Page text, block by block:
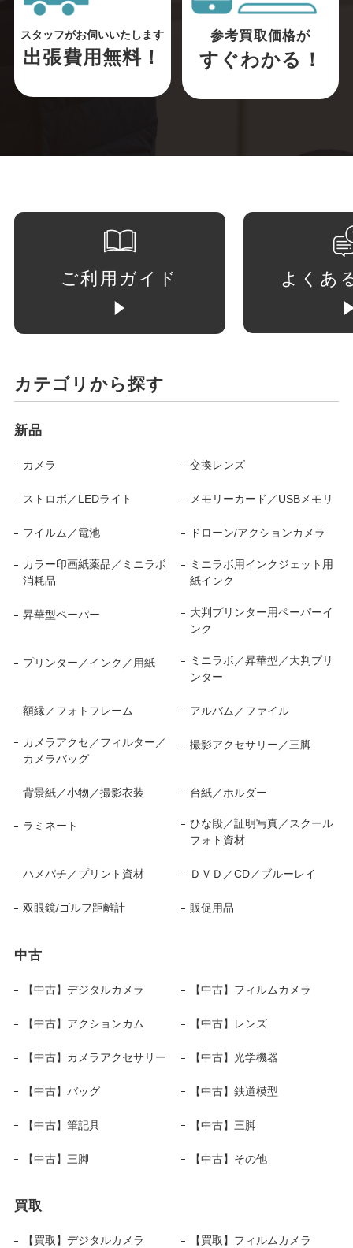
スタッフがお伺いいたします
出張費用無料！
参考買取価格が
すぐわかる！
ご利用ガイド よくあ
カテゴリから探す
新品
カメラ 交換レンズ
ストロボ／LEDライト メモリーカード／USBメモリ
フイルム／電池 ドローン/アクションカメラ
カラー印画紙薬品／ミニラボ
消耗品
ミニラボ用インクジェット用
紙インク
昇華型ペーパー
大判プリンター用ペーパーイ
ンク
プリンター／インク／用紙
ミニラボ／昇華型／大判プリ
ンター
額縁／フォトフレーム アルバム／ファイル
カメラアクセ／フィルター／
カメラバッグ
撮影アクセサリー／三脚
背景紙／小物／撮影衣装 台紙／ホルダー
ラミネート
ひな段／証明写真／スクール
フォト資材
ハメパチ／プリント資材 ＤＶＤ／CD／ブルーレイ
双眼鏡/ゴルフ距離計 販促用品
中古
【中古】デジタルカメラ 【中古】フィルムカメラ
【中古】アクションカム 【中古】レンズ
【中古】カメラアクセサリー 【中古】光学機器
【中古】バッグ 【中古】鉄道模型
【中古】筆記具 【中古】三脚
【中古】三脚 【中古】その他
買取
【買取】デジタルカメラ 【買取】フィルムカメラ